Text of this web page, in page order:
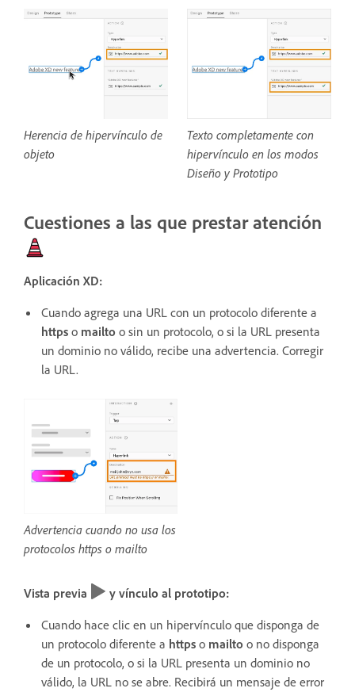
Herencia de hipervínculo de
objeto
Texto completamente con
hipervínculo en los modos
Diseño y Prototipo
Cuestiones a las que prestar atención
Aplicación XD:
Cuando agrega una URL con un protocolo diferente a
https o mailto o sin un protocolo, o si la URL presenta
un dominio no válido, recibe una advertencia. Corregir
la URL.
Advertencia cuando no usa los
protocolos https o mailto
Vista previa
y vínculo al prototipo:
Cuando hace clic en un hipervínculo que disponga de
un protocolo diferente a https o mailto o no disponga
de un protocolo, o si la URL presenta un dominio no
válido, la URL no se abre. Recibirá un mensaje de error